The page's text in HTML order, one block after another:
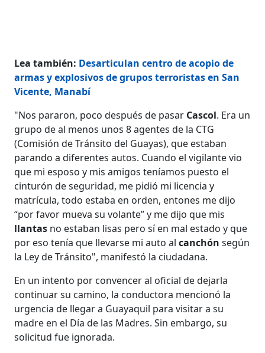
Lea también: Desarticulan centro de acopio de
armas y explosivos de grupos terroristas en San
Vicente, Manabí
"Nos pararon, poco después de pasar Cascol. Era un
grupo de al menos unos 8 agentes de la CTG
(Comisión de Tránsito del Guayas), que estaban
parando a diferentes autos. Cuando el vigilante vio
que mi esposo y mis amigos teníamos puesto el
cinturón de seguridad, me pidió mi licencia y
matrícula, todo estaba en orden, entones me dijo
“por favor mueva su volante” y me dijo que mis
llantas no estaban lisas pero sí en mal estado y que
por eso tenía que llevarse mi auto alcanchón según
la Ley de Tránsito", manifestó la ciudadana.
En un intento por convencer al oficial de dejarla
continuar su camino, la conductora mencionó la
urgencia de llegar a Guayaquil para visitar a su
madre en el Día de las Madres. Sin embargo, su
solicitud fue ignorada.